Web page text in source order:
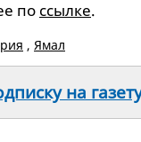
по ссылке.
, Ямал
на